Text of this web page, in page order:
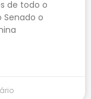
de todo o
Senado o